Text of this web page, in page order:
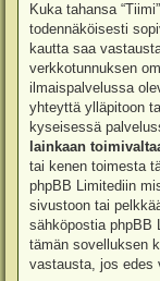
Kuka tahansa
todennäköisesti
kautta saa
verkkotunnuksen
ilmaispalvelussa
yhteyttä ylläpitoon
kyseisessä
lainkaan
tai kenen toimesta
phpBB Limitediin
sivustoon tai
sähköpostia phpBB
tämän sovelluksen
vastausta, jos edes